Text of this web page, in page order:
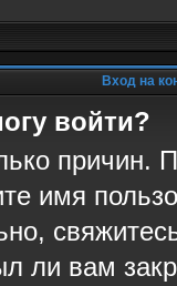
Вход на
войти?
причин.
имя
ли вам